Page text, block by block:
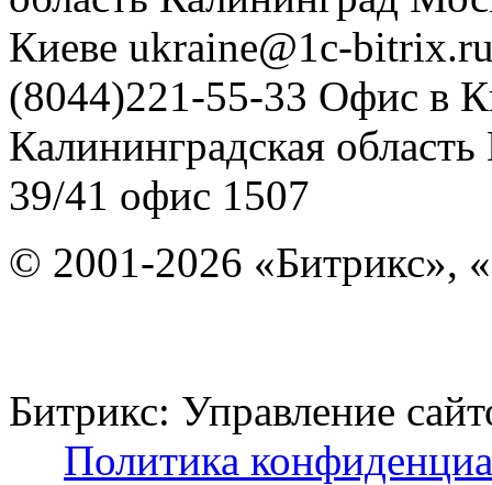
Киеве ukraine@1c-
(8044)221-55-33 Офис в
Калининградская область
39/41 офис 1507
© 2001-2026 «Битрикс»,
Битрикс: Управление
Политика